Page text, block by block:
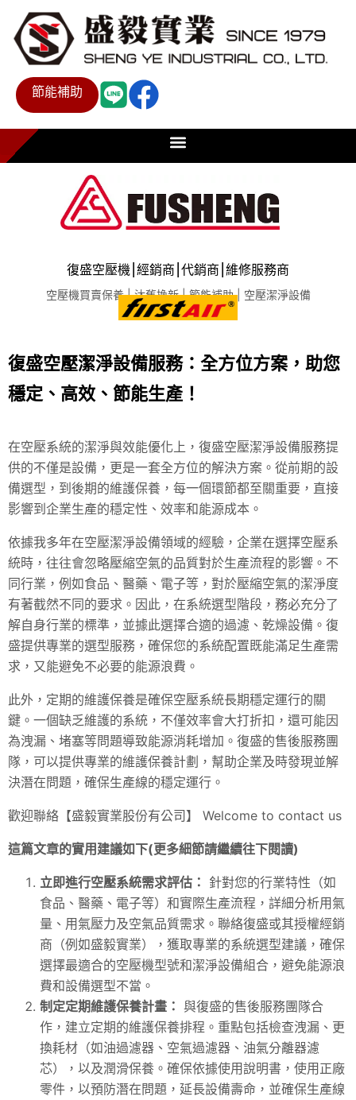
節能補助
復盛空壓機⎮經銷商⎮代銷商⎮維修服務商
空壓機買賣保養 | 汰舊換新 | 節能補助 | 空壓潔淨設備
復盛空壓潔淨設備服務：全方位方案，助您
穩定、高效、節能生產！
在空壓系統的潔淨與效能優化上，復盛空壓潔淨設備服務提
供的不僅是設備，更是一套全方位的解決方案。從前期的設
備選型，到後期的維護保養，每一個環節都至關重要，直接
影響到企業生產的穩定性、效率和能源成本。
依據我多年在空壓潔淨設備領域的經驗，企業在選擇空壓系
統時，往往會忽略壓縮空氣的品質對於生產流程的影響。不
同行業，例如食品、醫藥、電子等，對於壓縮空氣的潔淨度
有著截然不同的要求。因此，在系統選型階段，務必充分了
解自身行業的標準，並據此選擇合適的過濾、乾燥設備。復
盛提供專業的選型服務，確保您的系統配置既能滿足生產需
求，又能避免不必要的能源浪費。
此外，定期的維護保養是確保空壓系統長期穩定運行的關
鍵。一個缺乏維護的系統，不僅效率會大打折扣，還可能因
為洩漏、堵塞等問題導致能源消耗增加。復盛的售後服務團
隊，可以提供專業的維護保養計劃，幫助企業及時發現並解
決潛在問題，確保生產線的穩定運行。
歡迎聯絡【盛毅實業股份有公司】 Welcome to contact us
這篇文章的實用建議如下(更多細節請繼續往下閱讀)
立即進行空壓系統需求評估： 針對您的行業特性（如
食品、醫藥、電子等）和實際生產流程，詳細分析用氣
量、用氣壓力及空氣品質需求。聯絡復盛或其授權經銷
商（例如盛毅實業），獲取專業的系統選型建議，確保
選擇最適合的空壓機型號和潔淨設備組合，避免能源浪
費和設備選型不當。
制定定期維護保養計畫： 與復盛的售後服務團隊合
作，建立定期的維護保養排程。重點包括檢查洩漏、更
換耗材（如油過濾器、空氣過濾器、油氣分離器濾
芯），以及潤滑保養。確保依據使用說明書，使用正廠
零件，以預防潛在問題，延長設備壽命，並確保生產線